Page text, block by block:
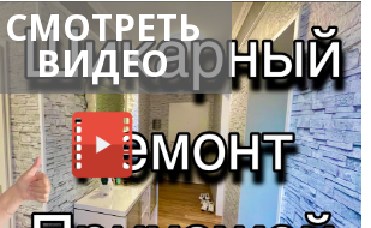
СМОТРЕТЬ
ВИДЕО